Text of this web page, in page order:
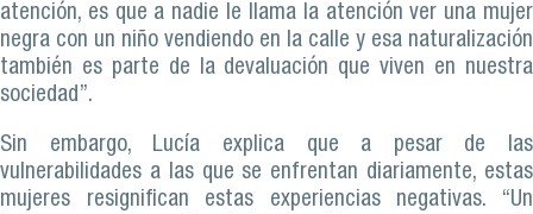
atención, es que a nadie le llama la atención ver una mujer
negra con un niño vendiendo en la calle y esa naturalización
también es parte de la devaluación que viven en nuestra
sociedad”.
Sin embargo, Lucía explica que a pesar de las
vulnerabilidades a las que se enfrentan diariamente, estas
mujeres resignifican estas experiencias negativas. “Un